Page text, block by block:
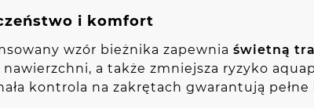
i komfort
wzór bieżnika zapewnia świetną
a także zmniejsza ryzyko
kontrola na zakrętach gwarantują